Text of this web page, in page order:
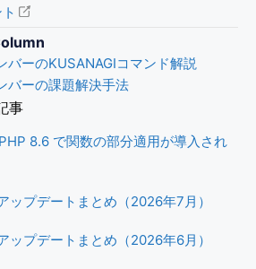
バーのKUSANAGIコマンド解説
バーの課題解決手法
事
8.6 で関数の部分適用が導入され
ップデートまとめ（2026年7月）
ップデートまとめ（2026年6月）